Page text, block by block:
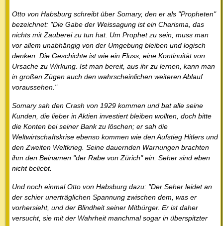
Otto von Habsburg schreibt über Somary, den er als "Propheten"
bezeichnet: "Die Gabe der Weissagung ist ein Charisma, das
nichts mit Zauberei zu tun hat. Um Prophet zu sein, muss man
vor allem unabhängig von der Umgebung bleiben und logisch
denken. Die Geschichte ist wie ein Fluss, eine Kontinuität von
Ursache zu Wirkung. Ist man bereit, aus ihr zu lernen, kann man
in großen Zügen auch den wahrscheinlichen weiteren Ablauf
voraussehen."
Somary sah den Crash von 1929 kommen und bat alle seine
Kunden, die lieber in Aktien investiert bleiben wollten, doch bitte
die Konten bei seiner Bank zu löschen; er sah die
Weltwirtschaftskrise ebenso kommen wie den Aufstieg Hitlers und
den Zweiten Weltkrieg. Seine dauernden Warnungen brachten
ihm den Beinamen "der Rabe von Zürich" ein. Seher sind eben
nicht beliebt.
Und noch einmal Otto von Habsburg dazu: "Der Seher leidet an
der schier unerträglichen Spannung zwischen dem, was er
vorhersieht, und der Blindheit seiner Mitbürger. Er ist daher
versucht, sie mit der Wahrheit manchmal sogar in überspitzter